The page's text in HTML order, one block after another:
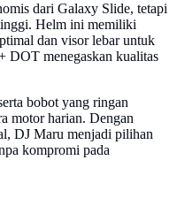
dari Galaxy Slide, tetapi
Helm ini memiliki
dan visor lebar untuk
DOT menegaskan kualitas
bobot yang ringan
motor harian. Dengan
DJ Maru menjadi pilihan
kompromi pada